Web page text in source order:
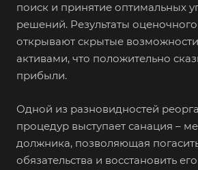
поиск и принятие оптимальных
решений. Результаты
открывают скрытые
активами, что положительно
прибыли.
Одной из разновидностей
процедур выступает санация –
должника, позволяющая
обязательства и восстановить его